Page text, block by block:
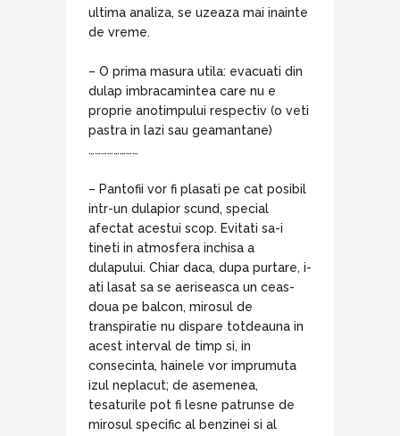
ultima analiza, se uzeaza mai inainte
de vreme.
– O prima masura utila: evacuati din
dulap imbracamintea care nu e
proprie anotimpului respectiv (o veti
pastra in lazi sau geamantane)
……………………
– Pantofii vor fi plasati pe cat posibil
intr-un dulapior scund, special
afectat acestui scop. Evitati sa-i
tineti in atmosfera inchisa a
dulapului. Chiar daca, dupa purtare, i-
ati lasat sa se aeriseasca un ceas-
doua pe balcon, mirosul de
transpiratie nu dispare totdeauna in
acest interval de timp si, in
consecinta, hainele vor imprumuta
izul neplacut; de asemenea,
tesaturile pot fi lesne patrunse de
mirosul specific al benzinei si al